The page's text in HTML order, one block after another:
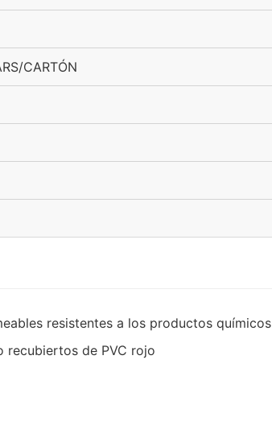
CARTÓN
resistentes a los productos químicos
recubiertos de PVC rojo